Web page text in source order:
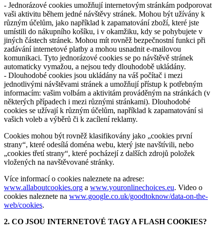
- Jednorázové cookies umožňují internetovým stránkám podporovat
vaši aktivitu během jedné návštěvy stránek. Mohou být užívány k
různým účelům, jako například k zapamatování zboží, které jste
umístili do nákupního košíku, i v okamžiku, kdy se pohybujete v
jiných částech stránek. Mohou mít rovněž bezpečnostní funkci při
zadávání internetové platby a mohou usnadnit e-mailovou
komunikaci. Tyto jednorázové cookies se po návštěvě stránek
automaticky vymažou, a nejsou tedy dlouhodobě ukládány.
- Dlouhodobé cookies jsou ukládány na váš počítač i mezi
jednotlivými návštěvami stránek a umožňují přístup k potřebným
informacím: vašim volbám a aktivitám prováděným na stránkách (v
některých případech i mezi různými stránkami). Dlouhodobé
cookies se užívají k různým účelům, například k zapamatování si
vašich voleb a výběrů či k zacílení reklamy.
Cookies mohou být rovněž klasifikovány jako „cookies první
strany“, které odesílá doména webu, který jste navštívili, nebo
„cookies třetí strany“, které pocházejí z dalších zdrojů položek
vložených na navštěvované stránky.
Více informací o cookies naleznete na adrese:
www.allaboutcookies.org a www.youronlinechoices.eu. Video o
cookies naleznete na www.google.co.uk/goodtoknow/data-on-the-
web/cookies.
2. CO JSOU INTERNETOVÉ TAGY A FLASH COOKIES?